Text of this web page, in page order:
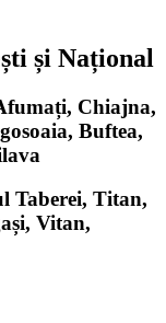
și Național
Chiajna,
Buftea,
Taberei, Titan,
Vitan,